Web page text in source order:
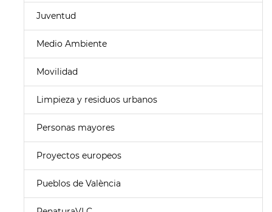
Juventud
Medio Ambiente
Movilidad
Limpieza y residuos urbanos
Personas mayores
Proyectos europeos
Pueblos de València